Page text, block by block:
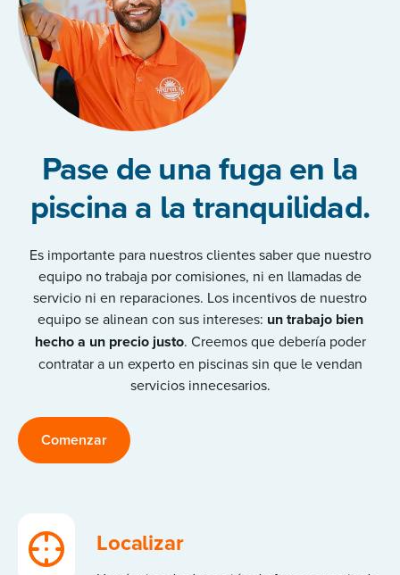
Pase de una fuga en la
piscina a la tranquilidad.
Es importante para nuestros clientes saber que nuestro
equipo no trabaja por comisiones, ni en llamadas de
servicio ni en reparaciones. Los incentivos de nuestro
equipo se alinean con sus intereses: un trabajo bien
hecho a un precio justo. Creemos que debería poder
contratar a un experto en piscinas sin que le vendan
servicios innecesarios.
Comenzar
Localizar